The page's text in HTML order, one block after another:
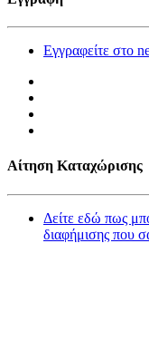
Εγγραφείτε στο
Αίτηση Καταχώρισης
Δείτε εδώ πως
διαφήμισης που